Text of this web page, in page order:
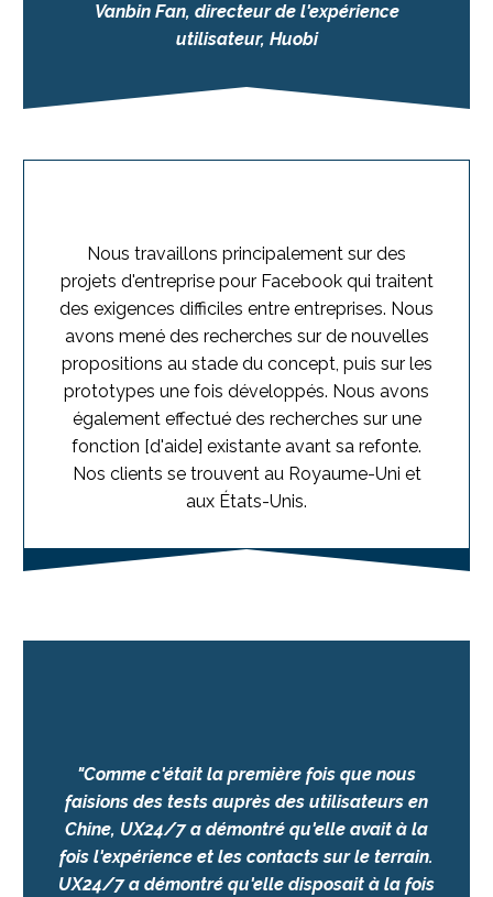
Vanbin Fan, directeur de l'expérience
utilisateur, Huobi
Nous travaillons principalement sur des
projets d'entreprise pour Facebook qui traitent
des exigences difficiles entre entreprises. Nous
avons mené des recherches sur de nouvelles
propositions au stade du concept, puis sur les
prototypes une fois développés. Nous avons
également effectué des recherches sur une
fonction [d'aide] existante avant sa refonte.
Nos clients se trouvent au Royaume-Uni et
aux États-Unis.
"Comme c'était la première fois que nous
faisions des tests auprès des utilisateurs en
Chine, UX24/7 a démontré qu'elle avait à la
fois l'expérience et les contacts sur le terrain.
UX24/7 a démontré qu'elle disposait à la fois